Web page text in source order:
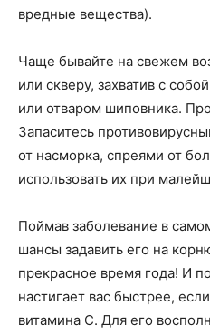
вредные вещества).
Чаще бывайте на свежем
или скверу, захватив с
или отваром шиповника.
Запаситесь
от насморка, спреями от
использовать их при
Поймав заболевание в
шансы задавить его на
прекрасное время года! И
настигает вас быстрее,
витамина С. Для его